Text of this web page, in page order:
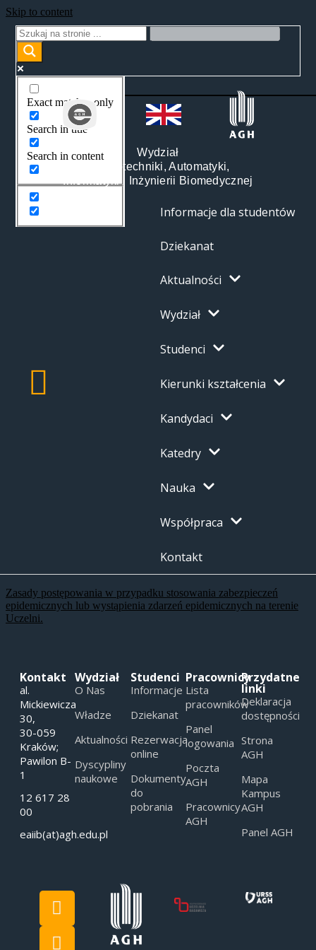
Skip to content
Exact matches only
Search in title
Search in content
Wydział
Elektrotechniki, Automatyki,
Informatyki i Inżynierii Biomedycznej
Informacje dla studentów
Dziekanat
Aktualności
Wydział
Studenci
Kierunki kształcenia
Kandydaci
Katedry
Nauka
Współpraca
Kontakt
Zasady postępowania w przypadku stosowania zabezpieczeń
epidemicznych lub wystąpienia zdarzeń epidemicznych na terenie
Uczelni.
Kontakt
al.
Mickiewicza
30,
30-059
Kraków;
Pawilon B-
1
12 617 28
00
eaiib(at)agh.edu.pl
Wydział
O Nas
Władze
Aktualności
Dyscypliny
naukowe
Studenci
Informacje
Dziekanat
Rezerwacja
online
Dokumenty
do
pobrania
Pracownicy
Lista
pracowników
Panel
logowania
Poczta
AGH
Pracownicy
AGH
Przydatne
linki
Deklaracja
dostępności
Strona
AGH
Mapa
Kampus
AGH
Panel AGH